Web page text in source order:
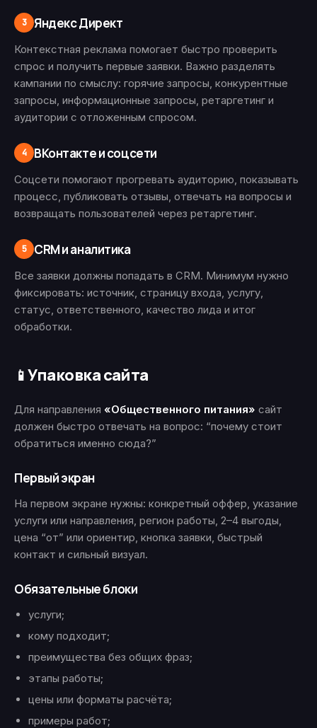
3 Яндекс Директ
Контекстная реклама помогает быстро проверить
спрос и получить первые заявки. Важно разделять
кампании по смыслу: горячие запросы, конкурентные
запросы, информационные запросы, ретаргетинг и
аудитории с отложенным спросом.
4 ВКонтакте и соцсети
Соцсети помогают прогревать аудиторию, показывать
процесс, публиковать отзывы, отвечать на вопросы и
возвращать пользователей через ретаргетинг.
5 CRM и аналитика
Все заявки должны попадать в CRM. Минимум нужно
фиксировать: источник, страницу входа, услугу,
статус, ответственного, качество лида и итог
обработки.
📱Упаковка сайта
Для направления «Общественного питания» сайт
должен быстро отвечать на вопрос: “почему стоит
обратиться именно сюда?”
Первый экран
На первом экране нужны: конкретный оффер, указание
услуги или направления, регион работы, 2–4 выгоды,
цена “от” или ориентир, кнопка заявки, быстрый
контакт и сильный визуал.
Обязательные блоки
услуги;
кому подходит;
преимущества без общих фраз;
этапы работы;
цены или форматы расчёта;
примеры работ;